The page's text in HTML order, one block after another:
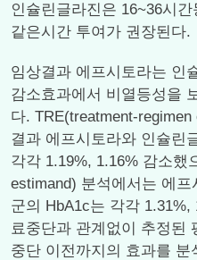
인슐린글라진은 16~36시
같은시간 투여가 권장된다.
임상결과 에프시토라는 인
감소효과에서 비열등성을
다. TRE(treatment-
결과 에프시토라와 인슐린
각각 1.19%, 1.16% 감소했
estimand) 분석에서는 에
군의 HbA1c는 각각 1.31%,
료중단과 관계없이 추정된
중단 이전까지의 효과를 분